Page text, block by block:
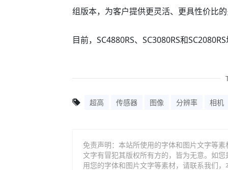
组版本，为客户提供更灵活、更具性价比
目前，SC4880RS、SC3080RS和
超高 传感器 图像 分辨率 相机
免责声明：本站所使用的字体和图片文字等
文字有冒犯其版权所有方的，皆为无意。如
用您的字体和图片文字等素材，请联系我们